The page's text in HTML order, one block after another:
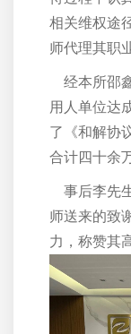
相关维权途
师代理其职
经本所邵
用人单位达
了《和解协
合计四十余
事后李先
师送来的致
力，称赞其